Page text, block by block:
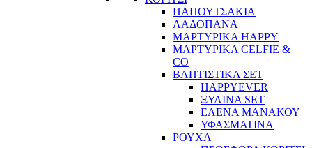
ΠΑΠΟΥΤΣΑΚΙΑ
ΛΑΔΟΠΑΝΑ
ΜΑΡΤΥΡΙΚΑ HAPPY
ΜΑΡΤΥΡΙΚΑ CELFIE &
CO
ΒΑΠΤΙΣΤΙΚΑ ΣΕΤ
HAPPYEVER
ΞΥΛΙΝΑ SET
ΕΛΕΝΑ ΜΑΝΑΚΟΥ
ΥΦΑΣΜΑΤΙΝΑ
ΡΟΥΧΑ